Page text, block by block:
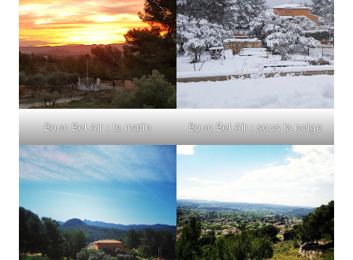
Bouc Bel Air : le matin Bouc Bel Air : sous la neige